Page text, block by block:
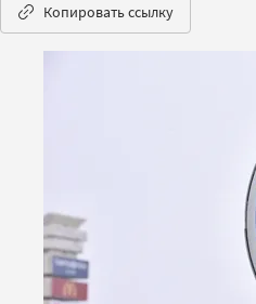
Копировать ссылку